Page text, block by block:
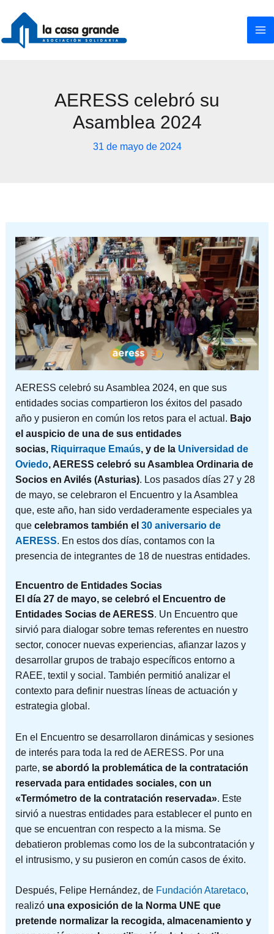
contenido
AERESS celebró su
Asamblea 2024
31 de mayo de 2024
AERESS celebró su Asamblea 2024, en que sus
entidades socias compartieron los éxitos del pasado
año y pusieron en común los retos para el actual. Bajo
el auspicio de una de sus entidades
socias, Riquirraque Emaús, y de la Universidad de
Oviedo, AERESS celebró su Asamblea Ordinaria de
Socios en Avilés (Asturias). Los pasados días 27 y 28
de mayo, se celebraron el Encuentro y la Asamblea
que, este año, han sido verdaderamente especiales ya
que celebramos también el 30 aniversario de
AERESS. En estos dos días, contamos con la
presencia de integrantes de 18 de nuestras entidades.
Encuentro de Entidades Socias
El día 27 de mayo, se celebró el Encuentro de
Entidades Socias de AERESS. Un Encuentro que
sirvió para dialogar sobre temas referentes en nuestro
sector, conocer nuevas experiencias, afianzar lazos y
desarrollar grupos de trabajo específicos entorno a
RAEE, textil y social. También permitió analizar el
contexto para definir nuestras líneas de actuación y
estrategia global.
En el Encuentro se desarrollaron dinámicas y sesiones
de interés para toda la red de AERESS. Por una
parte, se abordó la problemática de la contratación
reservada para entidades sociales, con un
«Termómetro de la contratación reservada». Este
sirvió a nuestras entidades para establecer el punto en
que se encuentran con respecto a la misma. Se
debatieron problemas como los de la subcontratación y
el intrusismo, y su pusieron en común casos de éxito.
Después, Felipe Hernández, de Fundación Ataretaco,
realizó una exposición de la Norma UNE que
pretende normalizar la recogida, almacenamiento y